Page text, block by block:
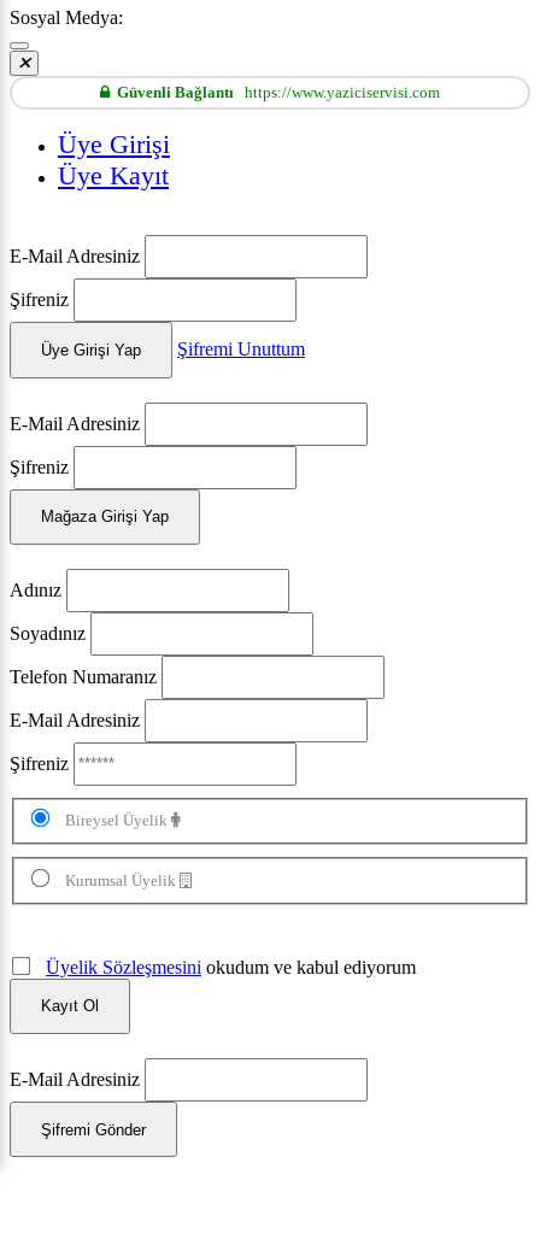
Sosyal Medya:
Güvenli Bağlantı https://www.yaziciservisi.com
Üye Girişi
Üye Kayıt
E-Mail Adresiniz
Şifreniz
Üye Girişi Yap Şifremi Unuttum
E-Mail Adresiniz
Şifreniz
Mağaza Girişi Yap
Adınız
Soyadınız
Telefon Numaranız
E-Mail Adresiniz
Şifreniz
Bireysel Üyelik
Kurumsal Üyelik
Üyelik Sözleşmesini okudum ve kabul ediyorum
Kayıt Ol
E-Mail Adresiniz
Şifremi Gönder